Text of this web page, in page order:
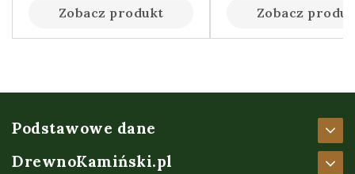
Zobacz produkt
Zobacz
Podstawowe dane
DrewnoKamiński.pl